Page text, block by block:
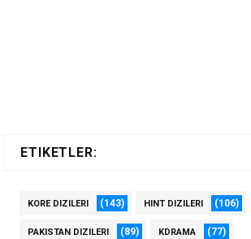
ETIKETLER:
KORE DIZILERI (143) HINT DIZILERI (106)
PAKISTAN DIZILERI (89) KDRAMA (77)